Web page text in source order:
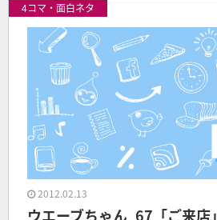
4コマ・面白ネタ
2012.02.13
ウエーブちゃん_67「ご来店」